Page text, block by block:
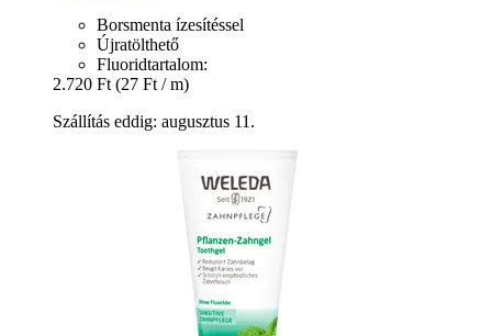
Borsmenta ízesítéssel
Újratölthető
Fluoridtartalom:
2.720 Ft (27 Ft / m)
Szállítás eddig: augusztus 11.